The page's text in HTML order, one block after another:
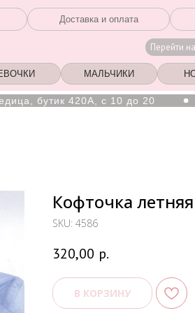
МАЛЬЧИКИ
Доставка и оплата
Перейти
420А, с 10 до 20
Кофточка
SKU: 4586
320,00 р.
В КОРЗИНУ